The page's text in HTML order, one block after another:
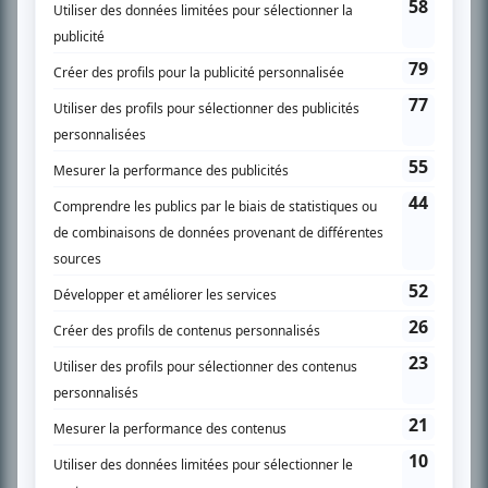
SUR LE RÉSEAU BIZZ MÉDIA
Accueil
Liste des oeuvres
Liste des comédiens
Recherche avancée
À propos
Nous contacter
Termes et conditions
Politique de confidentialité